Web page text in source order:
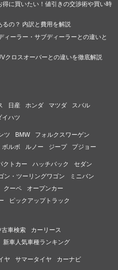
に買いたい！値引きの交渉術や買い時
の？ 内訳と費用を解説
ィーラー・サブディーラーとの違いと
クロスオーバーとの違いを徹底解説
日産 ホンダ マツダ
スバル
イハツ
ツ BMW
フォルクスワーゲン
ボルボ ルノー ジープ プジョー
クトカー ハッチバック
セダン
ン・ツーリングワゴン
ミニバン
クーペ
オープンカー
ピックアップトラック
古車検索
カーリース
新車人気車種ランキング
ヤ サマータイヤ カーナビ